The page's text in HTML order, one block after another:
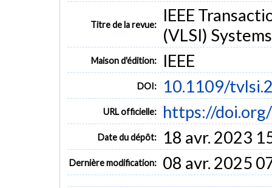
Titre de la revue:
IEEE
(VLSI)
Maison d'édition: IEEE
DOI: 10.1109/
URL officielle: https://
Date du dépôt: 18 avr. 2023
Dernière modification: 08 avr. 2025